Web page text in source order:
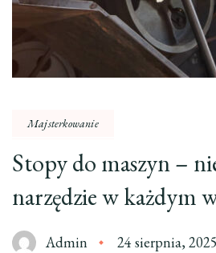
Majsterkowanie
Stopy do maszyn –
narzędzie w każdym
Admin 24 sierpnia, 2025